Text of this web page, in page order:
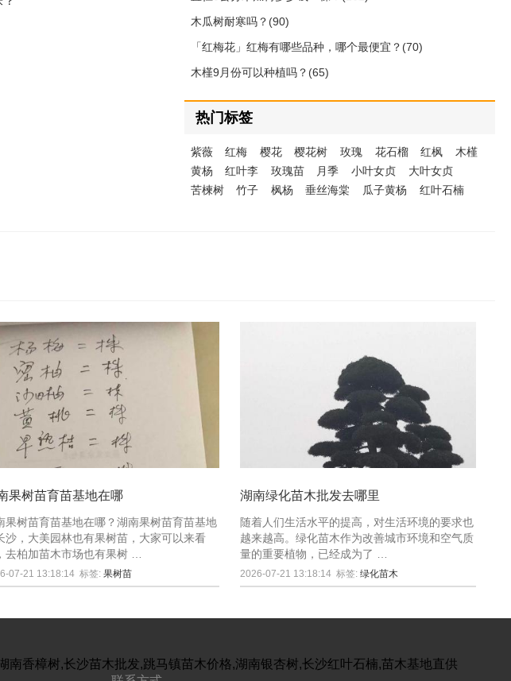
木瓜树耐寒吗？(90)
「红梅花」红梅有哪些品种，哪个最便宜？(70)
木槿9月份可以种植吗？(65)
热门标签
紫薇 红梅 樱花 樱花树 玫瑰 花石榴 红枫
木槿
黄杨
红叶李 玫瑰苗 月季 小叶女贞
大叶女贞
苦楝树
竹子 枫杨 垂丝海棠 瓜子黄杨 红叶石楠
果树苗育苗基地在哪
果树苗育苗基地在哪？湖南果树苗育苗基地
沙，大美园林也有果树苗，大家可以来看
去柏加苗木市场也有果树 …
07-21 13:18:14 标签: 果树苗
湖南绿化苗木批发去哪里
随着人们生活水平的提高，对生活环境的要求也
越来越高。绿化苗木作为改善城市环境和空气质
量的重要植物，已经成为了 …
2026-07-21 13:18:14 标签:绿化苗木
香樟树,长沙苗木批发,跳马镇苗木价格,湖南银杏树,长沙红叶石楠,苗木基地直供